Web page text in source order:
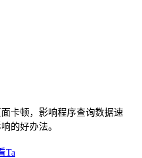
卡顿，影响程序查询数据速
的好办法。
Ta